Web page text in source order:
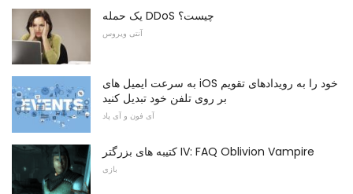
یک حمله DDoS چیست؟
آنتی ویروس
به سرعت ایمیل های iOS خود را به رویدادهای تقویم
بر روی تلفن خود تبدیل کنید
آی فون و آی پاد
کتیبه های بزرگتر IV: FAQ Oblivion Vampire
بازی